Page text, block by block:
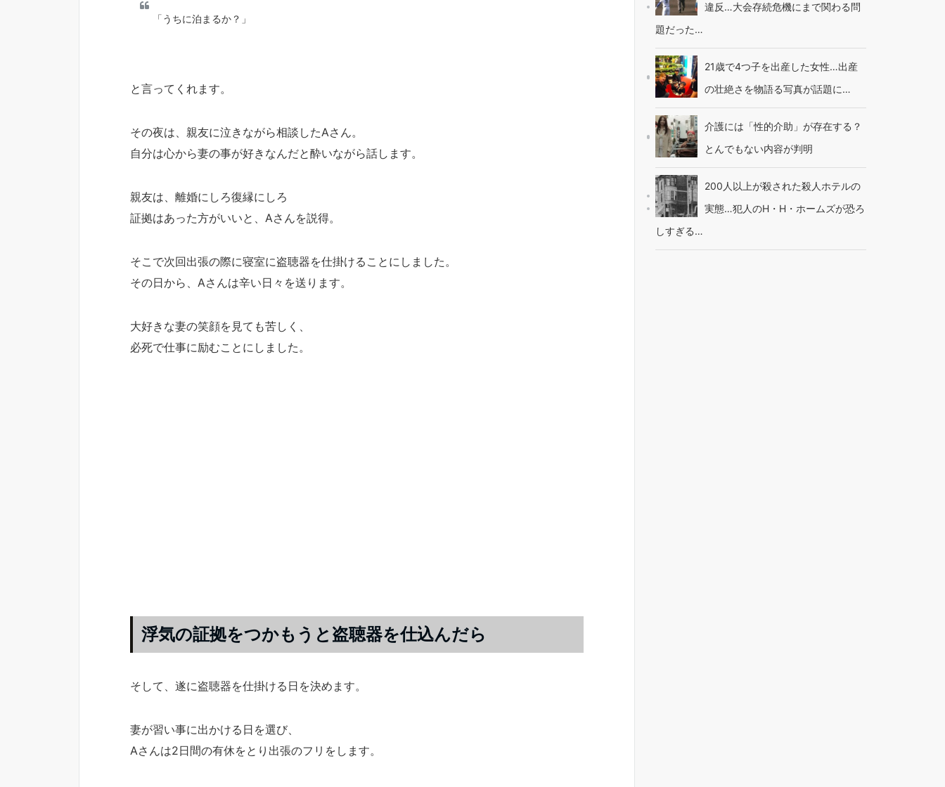
「うちに泊まるか？」
と言ってくれます。
その夜は、親友に泣きながら相談したAさん。
自分は心から妻の事が好きなんだと酔いながら話します。
親友は、離婚にしろ復縁にしろ
証拠はあった方がいいと、Aさんを説得。
そこで次回出張の際に寝室に盗聴器を仕掛けることにしました。
その日から、Aさんは辛い日々を送ります。
大好きな妻の笑顔を見ても苦しく、
必死で仕事に励むことにしました。
浮気の証拠をつかもうと盗聴器を仕込んだら
そして、遂に盗聴器を仕掛ける日を決めます。
妻が習い事に出かける日を選び、
Aさんは2日間の有休をとり出張のフリをします。
違反…大会存続危機にまで関わる問
題だった…
21歳で4つ子を出産した女性…出産
の壮絶さを物語る写真が話題に…
介護には「性的介助」が存在する？
とんでもない内容が判明
200人以上が殺された殺人ホテルの
実態…犯人のH・H・ホームズが恐ろ
しすぎる…